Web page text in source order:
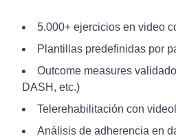
5.000+ ejercicios en video
Plantillas predefinidas por
Outcome measures
DASH, etc.)
Telerehabilitación con
Análisis de adherencia en